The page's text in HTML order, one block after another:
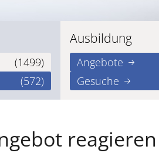
(1499)
(572)
Ausbildung
Angebote
Gesuche
reagieren